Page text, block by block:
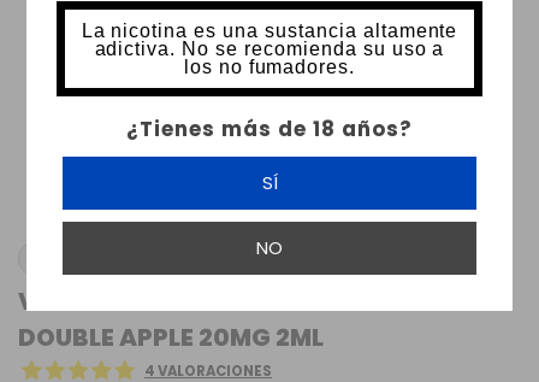
La nicotina es una sustancia altamente
adictiva. No se recomienda su uso a
los no fumadores.
¿Tienes más de 18 años?
SÍ
NO
VAPER DESECHABLE MUSS MARMOL 700
DOUBLE APPLE 20MG 2ML
4 VALORACIONES